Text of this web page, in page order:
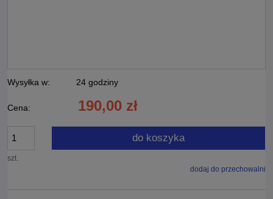
Wysyłka w: 24 godziny
Cena: 190,00 zł
szt.
do koszyka
dodaj do przechowalni